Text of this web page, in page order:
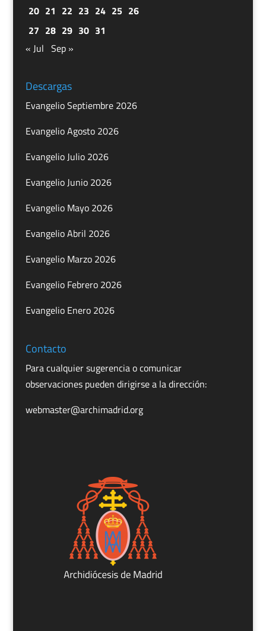
20 21 22 23 24 25 26
27 28 29 30 31
« Jul Sep »
Descargas
Evangelio Septiembre 2026
Evangelio Agosto 2026
Evangelio Julio 2026
Evangelio Junio 2026
Evangelio Mayo 2026
Evangelio Abril 2026
Evangelio Marzo 2026
Evangelio Febrero 2026
Evangelio Enero 2026
Contacto
Para cualquier sugerencia o comunicar
observaciones pueden dirigirse a la dirección:
webmaster@archimadrid.org